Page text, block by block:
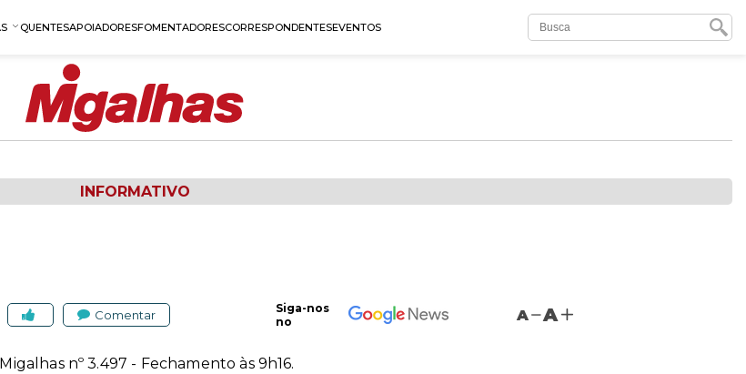
QUENTESAPOIADORESFOMENTADORESCORRESPONDENTESEVENTOS
INFORMATIVO
Comentar
Siga-nos
no
A A
nº 3.497 - Fechamento às 9h16.